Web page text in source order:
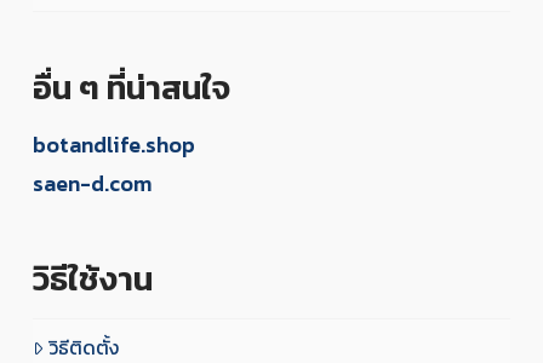
อื่น ๆ ที่น่าสนใจ
botandlife.shop
saen-d.com
วิธีใช้งาน
วิธีติดตั้ง